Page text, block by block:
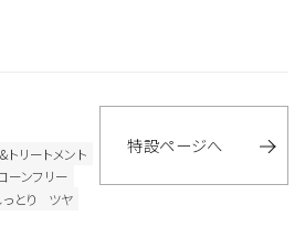
リートメント
ーンフリー
っとり
ツヤ
特設ページへ